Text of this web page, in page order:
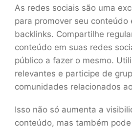
As redes sociais são uma
para promover seu conteúdo
backlinks. Compartilhe
conteúdo em suas redes
público a fazer o mesmo.
relevantes e participe de
comunidades relacionados
Isso não só aumenta a
conteúdo, mas também